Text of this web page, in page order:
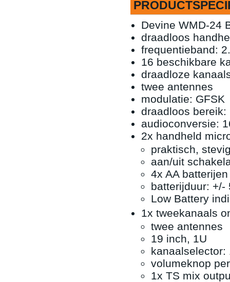
Devine WMD-24
draadloos
frequentieband:
16 beschikbare
draadloze
twee antennes
modulatie: GFSK
draadloos
audioconversie:
2x handheld
praktisch,
aan/uit
4x AA
batterijduur: +/-
Low Battery
1x tweekanaals
twee antennes
19 inch, 1U
kanaalselector:
volumeknop
1x TS mix